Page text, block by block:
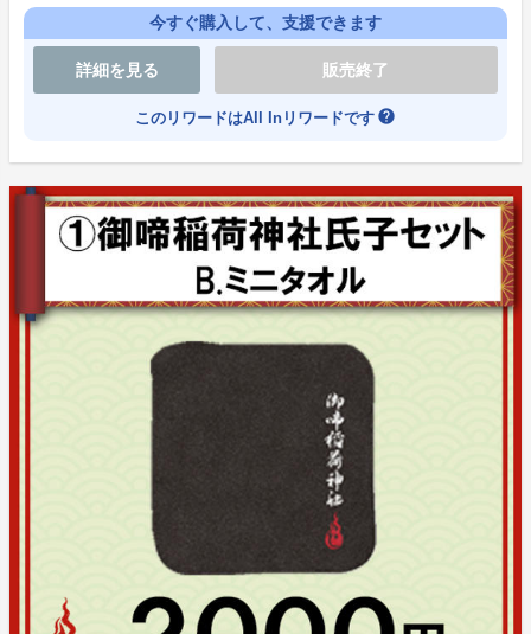
簡単な事ではありませんが、最初は小規模な活動もしっ
かり一歩一歩やりながら一緒に大きな舞台に立てる日を
共に目指せられればと思っています。
画！】
今回のプロジェクトではストレッチゴールを設定してい
皆様の応援で金額が超えた部分として、下記のような内
容と活動でお返しさせて頂ければと思っております。
今すぐ購入して、支援できます
詳細を見る 販売終了
このリワードはAll Inリワードです help